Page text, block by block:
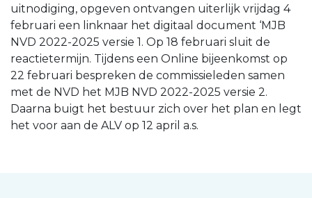
uitnodiging, opgeven ontvangen uiterlijk vrijdag 4
februari een linknaar het digitaal document ‘MJB
NVD 2022-2025 versie 1 . Op 18 februari sluit de
reactietermijn. Tijdens een Online bijeenkomst op
22 februari bespreken de commissieleden samen
met de NVD het MJB NVD 2022-2025 versie 2.
Daarna buigt het bestuur zich over het plan en legt
het voor aan de ALV op 12 april a.s.